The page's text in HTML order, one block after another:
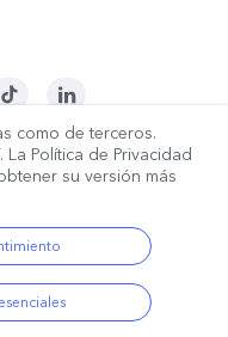
| Soporte de privacidad
como de terceros.
La Política de Privacidad
su versión más